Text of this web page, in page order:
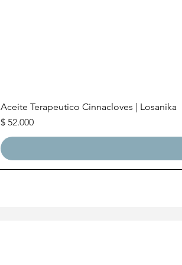
Aceite Terapeutico Cinnacloves | Losanika
Precio
$ 52.000